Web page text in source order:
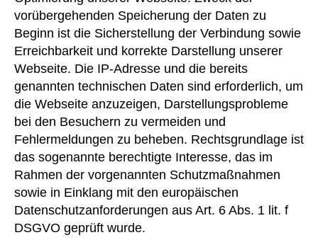
vorübergehenden Speicherung der Daten zu
Beginn ist die Sicherstellung der Verbindung sowie
Erreichbarkeit und korrekte Darstellung unserer
Webseite. Die IP-Adresse und die bereits
genannten technischen Daten sind erforderlich, um
die Webseite anzuzeigen, Darstellungsprobleme
bei den Besuchern zu vermeiden und
Fehlermeldungen zu beheben. Rechtsgrundlage ist
das sogenannte berechtigte Interesse, das im
Rahmen der vorgenannten Schutzmaßnahmen
sowie in Einklang mit den europäischen
Datenschutzanforderungen aus Art. 6 Abs. 1 lit. f
DSGVO geprüft wurde.